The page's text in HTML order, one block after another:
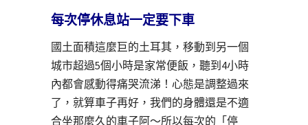
每次停休息站一定要下車
國土面積這麼巨的土耳其，移動到另一個
城市超過5個小時是家常便飯，聽到4小時
內都會感動得痛哭流涕！心態是調整過來
了，就算車子再好，我們的身體還是不適
合坐那麼久的車子阿～所以每次的「停